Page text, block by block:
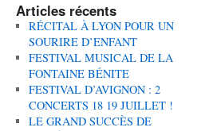
Articles récents
RÉCITAL À LYON POUR UN
SOURIRE D’ENFANT
FESTIVAL MUSICAL DE LA
FONTAINE BÉNITE
FESTIVAL D’AVIGNON : 2
CONCERTS 18 19 JUILLET !
LE GRAND SUCCÈS DE